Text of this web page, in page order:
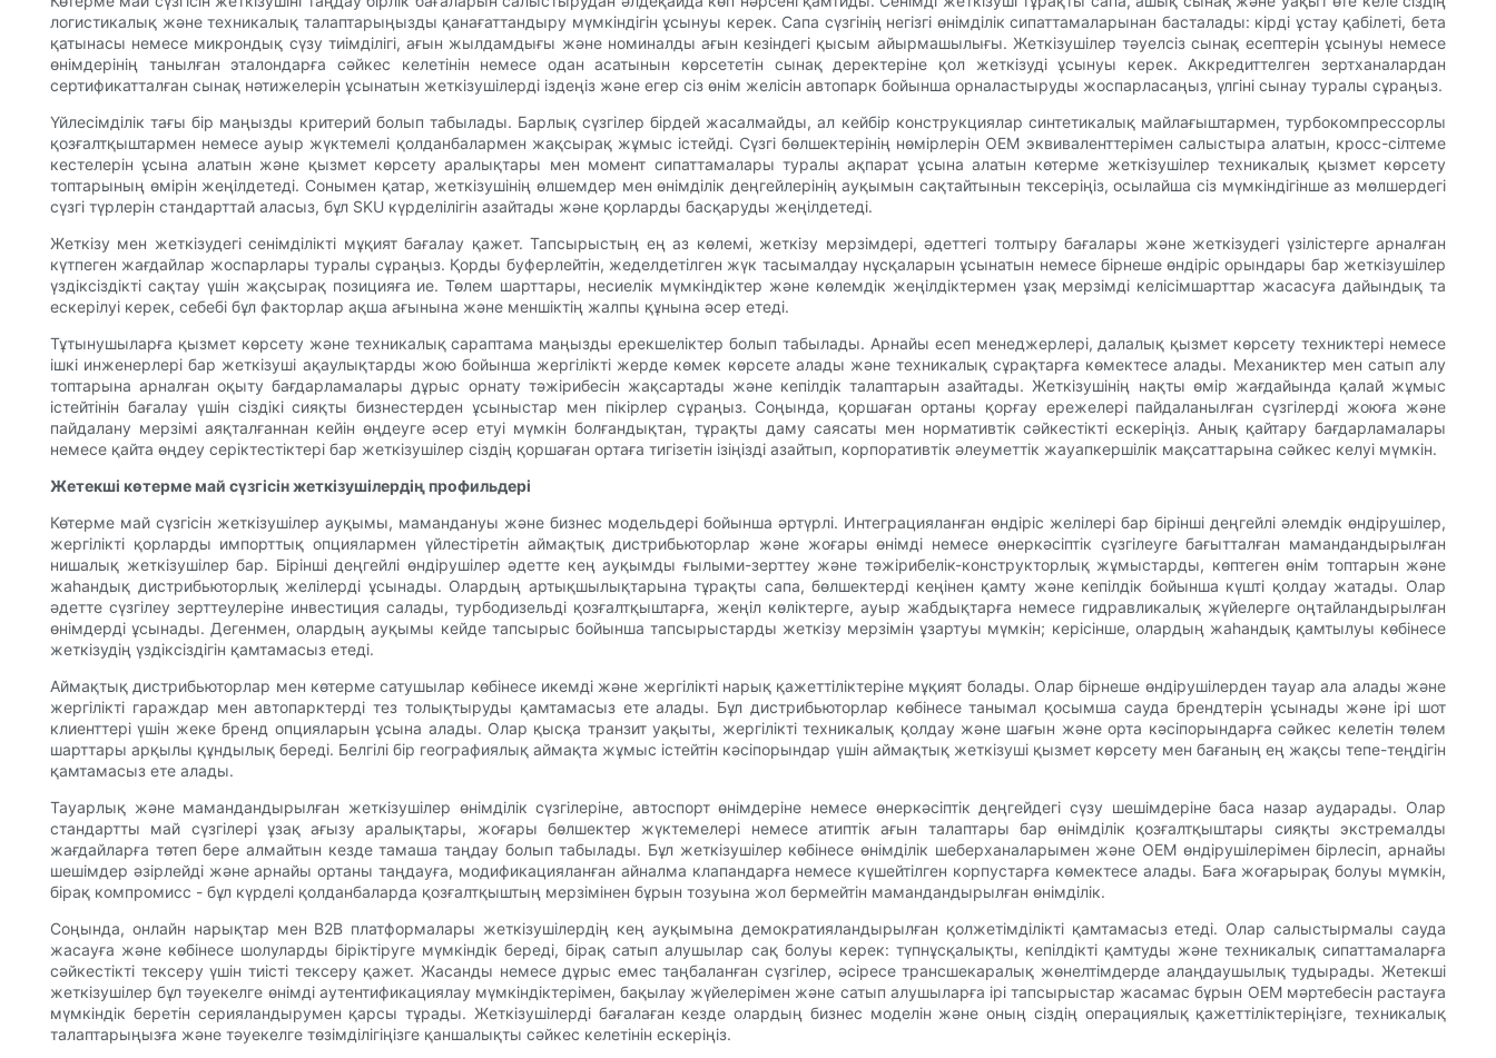
логистикалық және техникалық талаптарыңызды қанағаттандыру мүмкіндігін ұсынуы керек. Сапа сүзгінің негізгі өнімділік сипаттамаларынан басталады: кірді ұстау қабілеті, бета
қатынасы немесе микрондық сүзу тиімділігі, ағын жылдамдығы және номиналды ағын кезіндегі қысым айырмашылығы. Жеткізушілер тәуелсіз сынақ есептерін ұсынуы немесе
өнімдерінің танылған эталондарға сәйкес келетінін немесе одан асатынын көрсететін сынақ деректеріне қол жеткізуді ұсынуы керек. Аккредиттелген зертханалардан
сертификатталған сынақ нәтижелерін ұсынатын жеткізушілерді іздеңіз және егер сіз өнім желісін автопарк бойынша орналастыруды жоспарласаңыз, үлгіні сынау туралы сұраңыз.
Үйлесімділік тағы бір маңызды критерий болып табылады. Барлық сүзгілер бірдей жасалмайды, ал кейбір конструкциялар синтетикалық майлағыштармен, турбокомпрессорлы
қозғалтқыштармен немесе ауыр жүктемелі қолданбалармен жақсырақ жұмыс істейді. Сүзгі бөлшектерінің нөмірлерін OEM эквиваленттерімен салыстыра алатын, кросс-сілтеме
кестелерін ұсына алатын және қызмет көрсету аралықтары мен момент сипаттамалары туралы ақпарат ұсына алатын көтерме жеткізушілер техникалық қызмет көрсету
топтарының өмірін жеңілдетеді. Сонымен қатар, жеткізушінің өлшемдер мен өнімділік деңгейлерінің ауқымын сақтайтынын тексеріңіз, осылайша сіз мүмкіндігінше аз мөлшердегі
сүзгі түрлерін стандарттай аласыз, бұл SKU күрделілігін азайтады және қорларды басқаруды жеңілдетеді.
Жеткізу мен жеткізудегі сенімділікті мұқият бағалау қажет. Тапсырыстың ең аз көлемі, жеткізу мерзімдері, әдеттегі толтыру бағалары және жеткізудегі үзілістерге арналған
күтпеген жағдайлар жоспарлары туралы сұраңыз. Қорды буферлейтін, жеделдетілген жүк тасымалдау нұсқаларын ұсынатын немесе бірнеше өндіріс орындары бар жеткізушілер
үздіксіздікті сақтау үшін жақсырақ позицияға ие. Төлем шарттары, несиелік мүмкіндіктер және көлемдік жеңілдіктермен ұзақ мерзімді келісімшарттар жасасуға дайындық та
ескерілуі керек, себебі бұл факторлар ақша ағынына және меншіктің жалпы құнына әсер етеді.
Тұтынушыларға қызмет көрсету және техникалық сараптама маңызды ерекшеліктер болып табылады. Арнайы есеп менеджерлері, далалық қызмет көрсету техниктері немесе
ішкі инженерлері бар жеткізуші ақаулықтарды жою бойынша жергілікті жерде көмек көрсете алады және техникалық сұрақтарға көмектесе алады. Механиктер мен сатып алу
топтарына арналған оқыту бағдарламалары дұрыс орнату тәжірибесін жақсартады және кепілдік талаптарын азайтады. Жеткізушінің нақты өмір жағдайында қалай жұмыс
істейтінін бағалау үшін сіздікі сияқты бизнестерден ұсыныстар мен пікірлер сұраңыз. Соңында, қоршаған ортаны қорғау ережелері пайдаланылған сүзгілерді жоюға және
пайдалану мерзімі аяқталғаннан кейін өңдеуге әсер етуі мүмкін болғандықтан, тұрақты даму саясаты мен нормативтік сәйкестікті ескеріңіз. Анық қайтару бағдарламалары
немесе қайта өңдеу серіктестіктері бар жеткізушілер сіздің қоршаған ортаға тигізетін ізіңізді азайтып, корпоративтік әлеуметтік жауапкершілік мақсаттарына сәйкес келуі мүмкін.
Жетекші көтерме май сүзгісін жеткізушілердің профильдері
Көтерме май сүзгісін жеткізушілер ауқымы, мамандануы және бизнес модельдері бойынша әртүрлі. Интеграцияланған өндіріс желілері бар бірінші деңгейлі әлемдік өндірушілер,
жергілікті қорларды импорттық опциялармен үйлестіретін аймақтық дистрибьюторлар және жоғары өнімді немесе өнеркәсіптік сүзгілеуге бағытталған мамандандырылған
нишалық жеткізушілер бар. Бірінші деңгейлі өндірушілер әдетте кең ауқымды ғылыми-зерттеу және тәжірибелік-конструкторлық жұмыстарды, көптеген өнім топтарын және
жаһандық дистрибьюторлық желілерді ұсынады. Олардың артықшылықтарына тұрақты сапа, бөлшектерді кеңінен қамту және кепілдік бойынша күшті қолдау жатады. Олар
әдетте сүзгілеу зерттеулеріне инвестиция салады, турбодизельді қозғалтқыштарға, жеңіл көліктерге, ауыр жабдықтарға немесе гидравликалық жүйелерге оңтайландырылған
өнімдерді ұсынады. Дегенмен, олардың ауқымы кейде тапсырыс бойынша тапсырыстарды жеткізу мерзімін ұзартуы мүмкін; керісінше, олардың жаһандық қамтылуы көбінесе
жеткізудің үздіксіздігін қамтамасыз етеді.
Аймақтық дистрибьюторлар мен көтерме сатушылар көбінесе икемді және жергілікті нарық қажеттіліктеріне мұқият болады. Олар бірнеше өндірушілерден тауар ала алады және
жергілікті гараждар мен автопарктерді тез толықтыруды қамтамасыз ете алады. Бұл дистрибьюторлар көбінесе танымал қосымша сауда брендтерін ұсынады және ірі шот
клиенттері үшін жеке бренд опцияларын ұсына алады. Олар қысқа транзит уақыты, жергілікті техникалық қолдау және шағын және орта кәсіпорындарға сәйкес келетін төлем
шарттары арқылы құндылық береді. Белгілі бір географиялық аймақта жұмыс істейтін кәсіпорындар үшін аймақтық жеткізуші қызмет көрсету мен бағаның ең жақсы тепе-теңдігін
қамтамасыз ете алады.
Тауарлық және мамандандырылған жеткізушілер өнімділік сүзгілеріне, автоспорт өнімдеріне немесе өнеркәсіптік деңгейдегі сүзу шешімдеріне баса назар аударады. Олар
стандартты май сүзгілері ұзақ ағызу аралықтары, жоғары бөлшектер жүктемелері немесе атиптік ағын талаптары бар өнімділік қозғалтқыштары сияқты экстремалды
жағдайларға төтеп бере алмайтын кезде тамаша таңдау болып табылады. Бұл жеткізушілер көбінесе өнімділік шеберханаларымен және OEM өндірушілерімен бірлесіп, арнайы
шешімдер әзірлейді және арнайы ортаны таңдауға, модификацияланған айналма клапандарға немесе күшейтілген корпустарға көмектесе алады. Баға жоғарырақ болуы мүмкін,
бірақ компромисс - бұл күрделі қолданбаларда қозғалтқыштың мерзімінен бұрын тозуына жол бермейтін мамандандырылған өнімділік.
Соңында, онлайн нарықтар мен B2B платформалары жеткізушілердің кең ауқымына демократияландырылған қолжетімділікті қамтамасыз етеді. Олар салыстырмалы сауда
жасауға және көбінесе шолуларды біріктіруге мүмкіндік береді, бірақ сатып алушылар сақ болуы керек: түпнұсқалықты, кепілдікті қамтуды және техникалық сипаттамаларға
сәйкестікті тексеру үшін тиісті тексеру қажет. Жасанды немесе дұрыс емес таңбаланған сүзгілер, әсіресе трансшекаралық жөнелтімдерде алаңдаушылық тудырады. Жетекші
жеткізушілер бұл тәуекелге өнімді аутентификациялау мүмкіндіктерімен, бақылау жүйелерімен және сатып алушыларға ірі тапсырыстар жасамас бұрын OEM мәртебесін растауға
мүмкіндік беретін серияландырумен қарсы тұрады. Жеткізушілерді бағалаған кезде олардың бизнес моделін және оның сіздің операциялық қажеттіліктеріңізге, техникалық
талаптарыңызға және тәуекелге төзімділігіңізге қаншалықты сәйкес келетінін ескеріңіз.